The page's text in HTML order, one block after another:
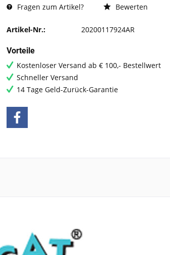
Fragen zum Artikel?
Bewerten
Artikel-Nr.: 20200117924AR
Vorteile
Kostenloser Versand ab € 100,- Bestellwert
Schneller Versand
14 Tage Geld-Zurück-Garantie